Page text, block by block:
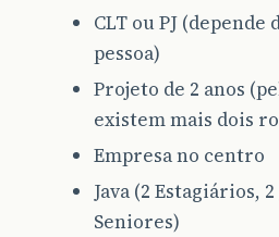
CLT ou PJ
pessoa)
Projeto de 2 anos
existem mais dois
Empresa no centro
Java (2 Estagiários,
Seniores)